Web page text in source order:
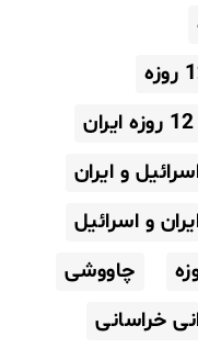
و ایران
و اسرائیل
چاووشی
خراسانی